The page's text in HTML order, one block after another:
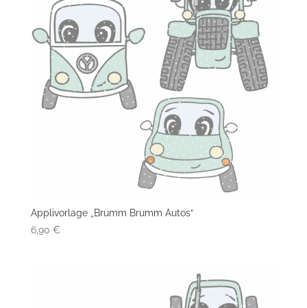
Applivorlage „Brumm Brumm Autos“
6,90 €